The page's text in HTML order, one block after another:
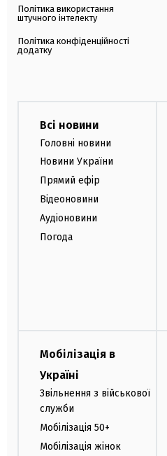
Політика використання
штучного інтелекту
Політика конфіденційності
додатку
Всі новини
Головні новини
Новини України
Прямий ефір
Відеоновини
Аудіоновини
Погода
Мобілізація в
Україні
Звільнення з військової
служби
Мобілізація 50+
Мобілізація жінок